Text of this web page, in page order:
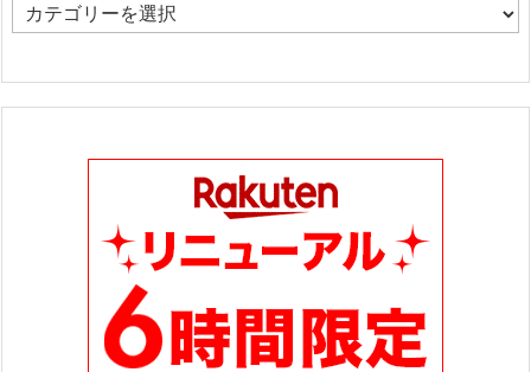
カ
ゴ